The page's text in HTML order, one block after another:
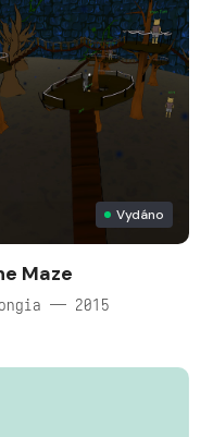
Vydáno
Maze
— 2015